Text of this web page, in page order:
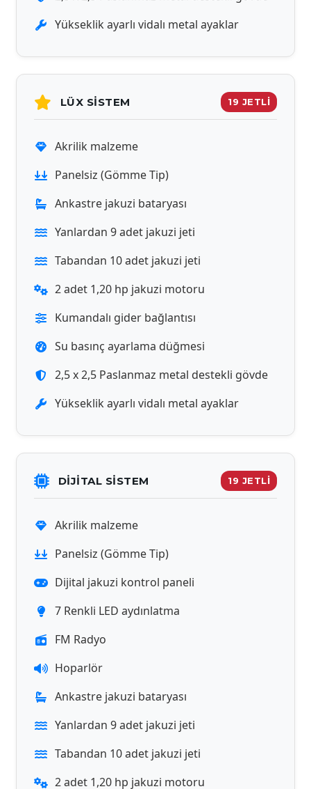
Yükseklik ayarlı vidalı metal ayaklar
LÜX SISTEM 19 JETLİ
Akrilik malzeme
Panelsiz (Gömme Tip)
Ankastre jakuzi bataryası
Yanlardan 9 adet jakuzi jeti
Tabandan 10 adet jakuzi jeti
2 adet 1,20 hp jakuzi motoru
Kumandalı gider bağlantısı
Su basınç ayarlama düğmesi
2,5 x 2,5 Paslanmaz metal destekli gövde
Yükseklik ayarlı vidalı metal ayaklar
DİJİTAL SISTEM 19 JETLİ
Akrilik malzeme
Panelsiz (Gömme Tip)
Dijital jakuzi kontrol paneli
7 Renkli LED aydınlatma
FM Radyo
Hoparlör
Ankastre jakuzi bataryası
Yanlardan 9 adet jakuzi jeti
Tabandan 10 adet jakuzi jeti
2 adet 1,20 hp jakuzi motoru